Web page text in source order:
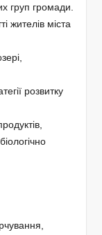
груп громади.
жителів міста
розвитку